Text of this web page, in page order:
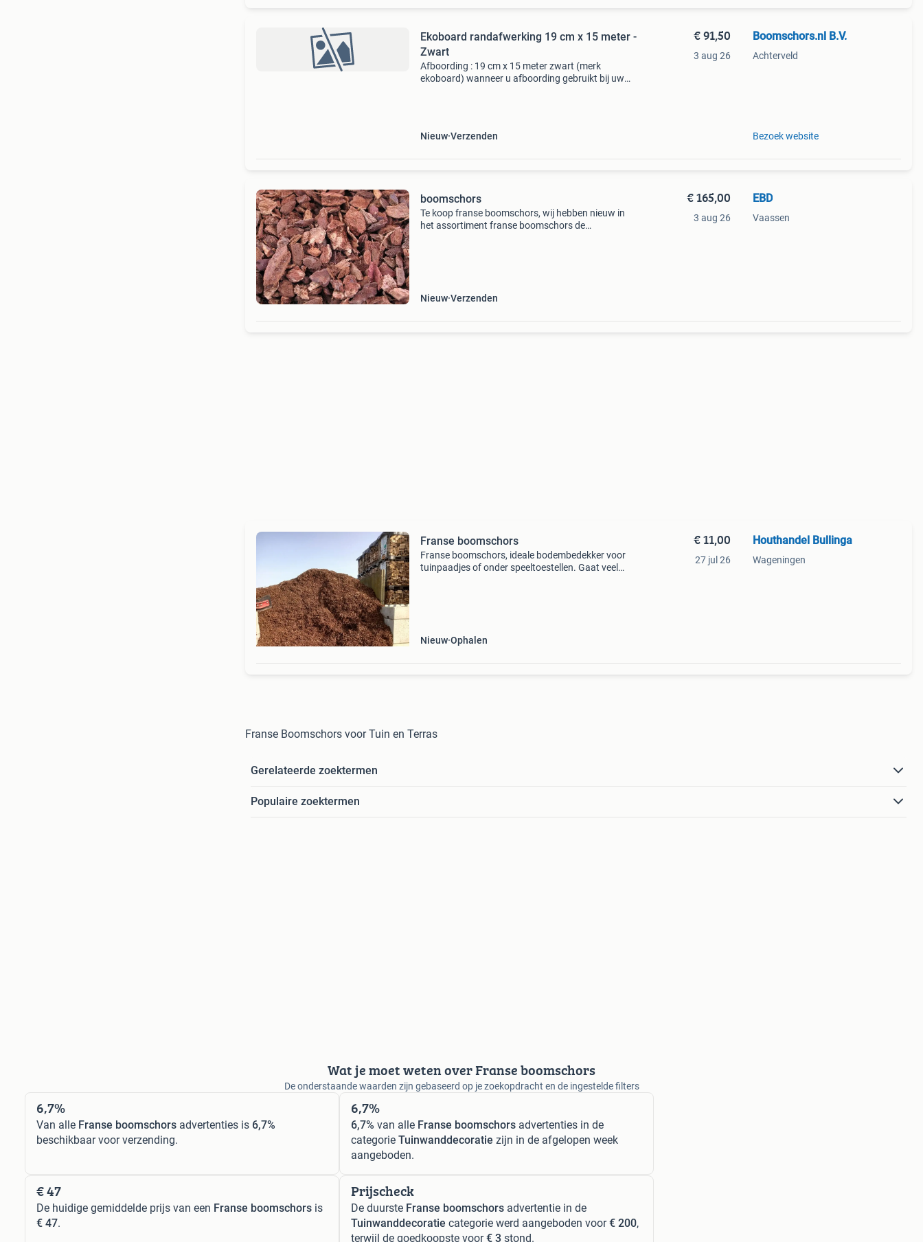
Ekoboard randafwerking 19 cm x 15 meter -
Zwart
Afboording : 19 cm x 15 meter zwart (merk
ekoboard) wanneer u afboording gebruikt bij uw
Nieuw Verzenden
€ 91,50
3 aug 26
Boomschors.nl B.V.
Achterveld
Bezoek website
boomschors
Te koop franse boomschors, wij hebben nieuw in
het assortiment franse boomschors de
Nieuw Verzenden
€ 165,00
3 aug 26
EBD
Vaassen
Franse boomschors
Franse boomschors, ideale bodembedekker voor
tuinpaadjes of onder speeltoestellen. Gaat veel
Nieuw Ophalen
€ 11,00
27 jul 26
Houthandel Bullinga
Wageningen
Franse Boomschors voor Tuin en Terras
Gerelateerde zoektermen
Populaire zoektermen
Wat je moet weten over Franse boomschors
De onderstaande waarden zijn gebaseerd op je zoekopdracht en de ingestelde filters
6,7%
Van alle Franse boomschors advertenties is 6,7%
beschikbaar voor verzending.
6,7%
6,7% van alle Franse boomschors advertenties in de
categorie Tuinwanddecoratie zijn in de afgelopen week
aangeboden.
€ 47
De huidige gemiddelde prijs van een Franse boomschors is
€ 47.
Prijscheck
De duurste Franse boomschors advertentie in de
Tuinwanddecoratie categorie werd aangeboden voor€ 200,
terwijl de goedkoopste voor€ 3 stond.